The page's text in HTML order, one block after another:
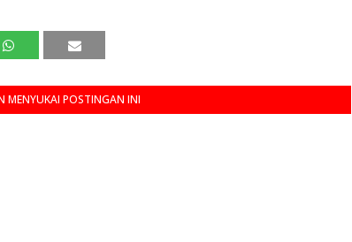
MENYUKAI POSTINGAN INI